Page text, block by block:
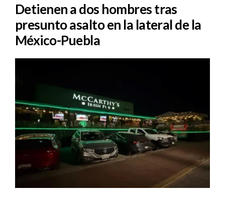
Detienen a dos hombres tras
presunto asalto en la lateral de la
México-Puebla